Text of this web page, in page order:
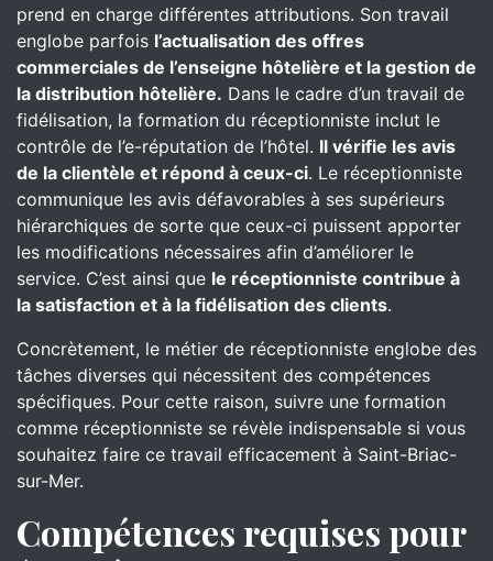
prend en charge différentes attributions. Son travail
englobe parfois l’actualisation des offres
commerciales de l’enseigne hôtelière et la gestion de
la distribution hôtelière. Dans le cadre d’un travail de
fidélisation, la formation du réceptionniste inclut le
contrôle de l’e-réputation de l’hôtel. Il vérifie les avis
de la clientèle et répond à ceux-ci. Le réceptionniste
communique les avis défavorables à ses supérieurs
hiérarchiques de sorte que ceux-ci puissent apporter
les modifications nécessaires afin d’améliorer le
service. C’est ainsi que le réceptionniste contribue à
la satisfaction et à la fidélisation des clients.
Concrètement, le métier de réceptionniste englobe des
tâches diverses qui nécessitent des compétences
spécifiques. Pour cette raison, suivre une formation
comme réceptionniste se révèle indispensable si vous
souhaitez faire ce travail efficacement à Saint-Briac-
sur-Mer.
Compétences requises pour